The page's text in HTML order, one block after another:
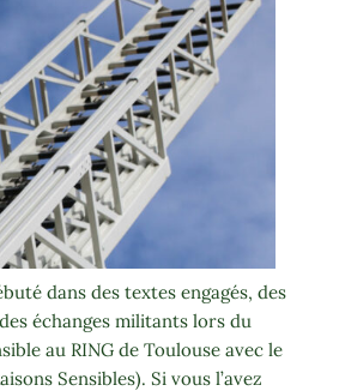
dans des textes engagés, des
échanges militants lors du
au RING de Toulouse avec le
Sensibles). Si vous l’avez